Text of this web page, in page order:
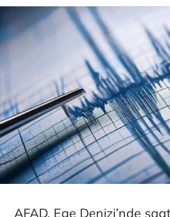
AFAD, Ege Denizi’nde